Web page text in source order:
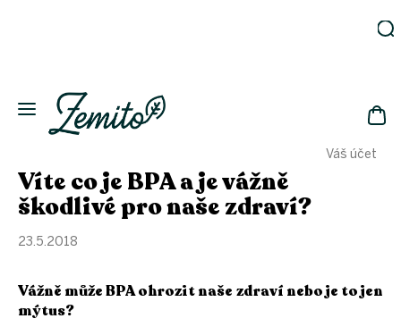
Váš účet
Eko
domácnost
Kosmetika
Eko
láhve
Akce
Novinky
Víte co je BPA a je vážně
škodlivé pro naše zdraví?
23.5.2018
Vážně může BPA ohrozit naše zdraví nebo je to jen
mýtus?